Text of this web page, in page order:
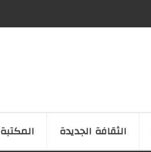
الثقافة الجدیدة المكتبة